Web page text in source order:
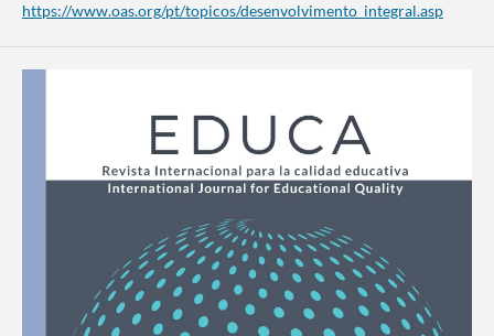
https://www.oas.org/pt/topicos/desenvolvimento_integral.asp